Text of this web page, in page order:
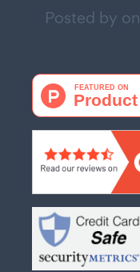
Posted by on